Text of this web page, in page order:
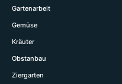
Gartenarbeit
Gemüse
Kräuter
Obstanbau
Ziergarten